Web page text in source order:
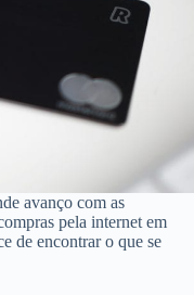
avanço com as
pela internet em
de encontrar o que se